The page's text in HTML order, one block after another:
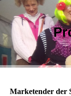
Marketender der